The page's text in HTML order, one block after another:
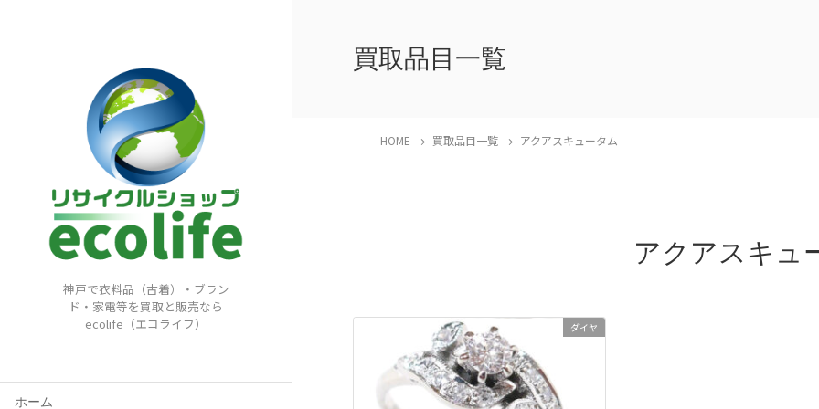
神戸で衣料品（古着）・ブラン
ド・家電等を買取と販売なら
ecolife（エコライフ）
ホーム
買取品目一覧
HOME 買取品目一覧 アクアスキュータム
アクアスキュ
ダイヤ